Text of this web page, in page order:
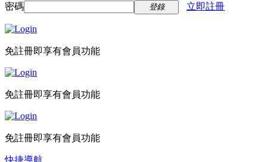
密碼
登錄 立即註冊
免註冊即享有會員功能
免註冊即享有會員功能
免註冊即享有會員功能
快捷導航